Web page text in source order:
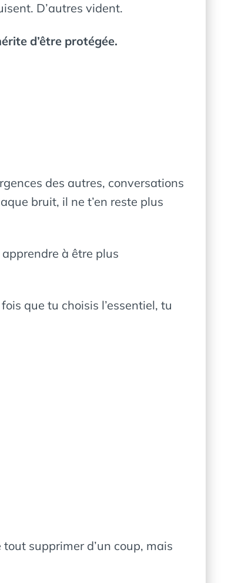
D’autres vident.
d’être protégée.
des autres, conversations
bruit, il ne t’en reste plus
à être plus
que tu choisis l’essentiel, tu
supprimer d’un coup, mais